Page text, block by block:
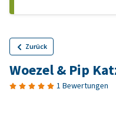
Zurück
Woezel & Pip
1 Bewertungen